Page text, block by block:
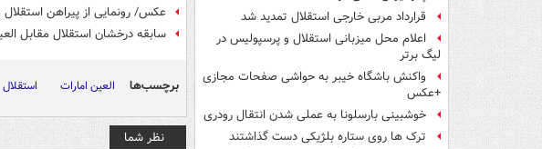
قرارداد مربی خارجی استقلال تمدید شد
اعلام محل میزبانی استقلال و پرسپولیس در
لیگ برتر
واکنش باشگاه خیبر به حواشی صفحات مجازی
+عکس
خوشبینی بارسلونا به عملی شدن انتقال رودری
ترک ها روی ستاره بلژیکی دست گذاشتند
عکس/ رونمایی از پیراهن استقلال
سابقه درخشان استقلال مقابل
برچسب‌ها العین امارات استقلال
نظر شما